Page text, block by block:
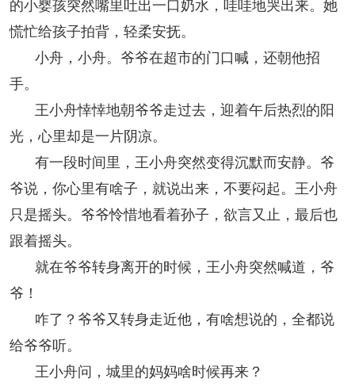
的小婴孩突然嘴里吐出一口奶水，哇哇地哭出来。她
慌忙给孩子拍背，轻柔安抚。
小舟，小舟。爷爷在超市的门口喊，还朝他招
手。
王小舟悻悻地朝爷爷走过去，迎着午后热烈的阳
光，心里却是一片阴凉。
有一段时间里，王小舟突然变得沉默而安静。爷
爷说，你心里有啥子，就说出来，不要闷起。王小舟
只是摇头。爷爷怜惜地看着孙子，欲言又止，最后也
跟着摇头。
就在爷爷转身离开的时候，王小舟突然喊道，爷
爷！
咋了？爷爷又转身走近他，有啥想说的，全都说
给爷爷听。
王小舟问，城里的妈妈啥时候再来？